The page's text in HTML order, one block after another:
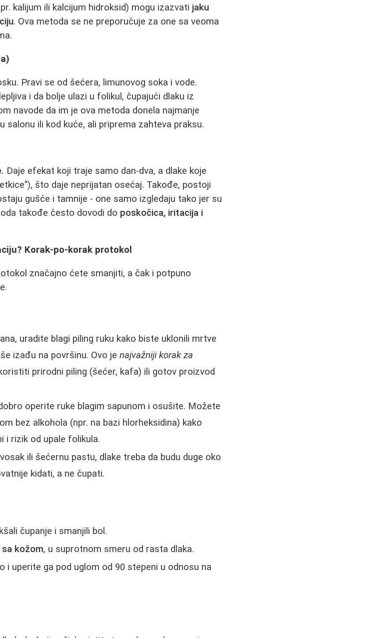
kalijum ili kalcijum hidroksid) mogu izazvati jaku
. Ova metoda se ne preporučuje za one sa veoma
Pravi se od šećera, limunovog soka i vode.
i da bolje ulazi u folikul, čupajući dlaku iz
navode da im je ova metoda donela najmanje
ili kod kuće, ali priprema zahteva praksu.
Daje efekat koji traje samo dan-dva, a dlake koje
što daje neprijatan osećaj. Takođe, postoji
gušće i tamnije - one samo izgledaju tako jer su
takođe često dovodi do poskočica, iritacija i
Korak-po-korak protokol
značajno ćete smanjiti, a čak i potpuno
uradite blagi piling ruku kako biste uklonili mrtve
izađu na površinu. Ovo jenajvažniji korak za
prirodni piling (šećer, kafa) ili gotov proizvod
operite ruke blagim sapunom i osušite. Možete
bez alkohola (npr. na bazi hlorheksidina) kako
i rizik od upale folikula.
ili šećernu pastu, dlake treba da budu duge oko
kidati, a ne čupati.
čupanje i smanjili bol.
sa kožom, u suprotnom smeru od rasta dlaka.
uperite ga pod uglom od 90 stepeni u odnosu na